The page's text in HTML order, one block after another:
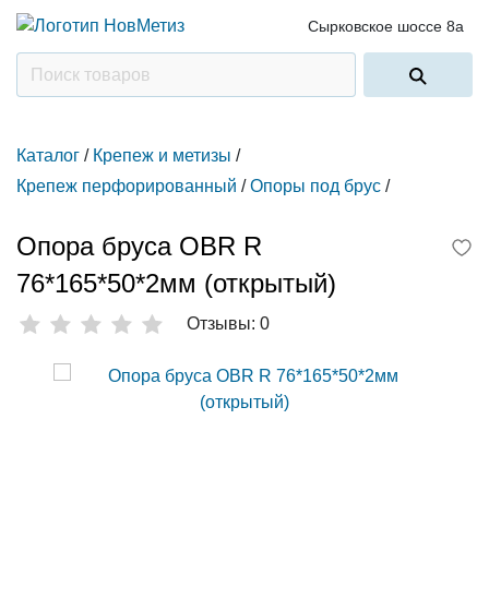
Сырковское шоссе 8а
Каталог / Крепеж и метизы /
Крепеж перфорированный / Опоры под брус /
Опора бруса ОBR R
76*165*50*2мм (открытый)
Отзывы: 0